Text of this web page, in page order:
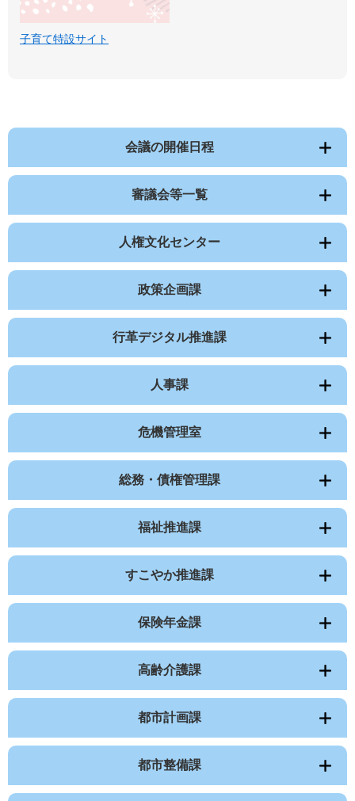
子育て特設サイト
会議の開催日程
審議会等一覧
人権文化センター
政策企画課
行革デジタル推進課
人事課
危機管理室
総務・債権管理課
福祉推進課
すこやか推進課
保険年金課
高齢介護課
都市計画課
都市整備課